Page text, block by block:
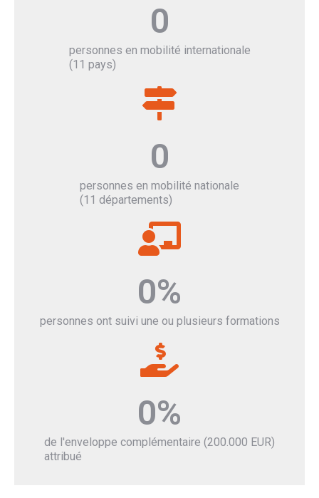
personnes en mobilité internationale
(11 pays)
0
personnes en mobilité nationale
(11 départements)
0
personnes ont suivi une ou plusieurs formations
0%
de l'enveloppe complémentaire (200.000 EUR)
attribué
0%